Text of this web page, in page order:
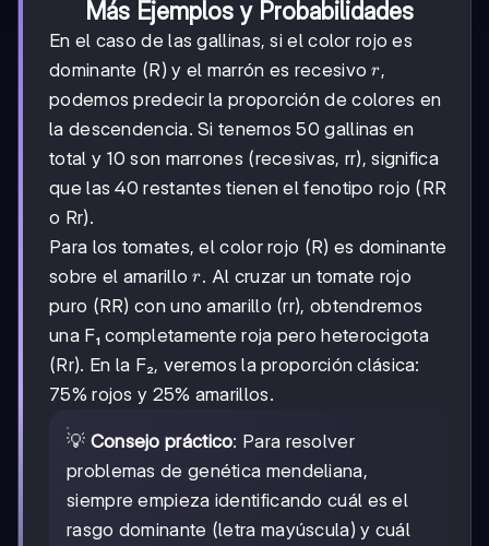
Más Ejemplos y Probabilidades
En el caso de las gallinas, si el color rojo es
dominante (R) y el marrón es recesivor
r,
podemos predecir la proporción de colores en
la descendencia. Si tenemos 50 gallinas en
total y 10 son marrones (recesivas, rr), significa
que las 40 restantes tienen el fenotipo rojo (RR
o Rr).
Para los tomates, el color rojo (R) es dominante
sobre el amarillor
r. Al cruzar un tomate rojo
puro (RR) con uno amarillo (rr), obtendremos
una F₁ completamente roja pero heterocigota
(Rr). En la F₂, veremos la proporción clásica:
75% rojos y 25% amarillos.
💡 Consejo práctico: Para resolver
problemas de genética mendeliana,
siempre empieza identificando cuál es el
rasgo dominante (letra mayúscula) y cuál